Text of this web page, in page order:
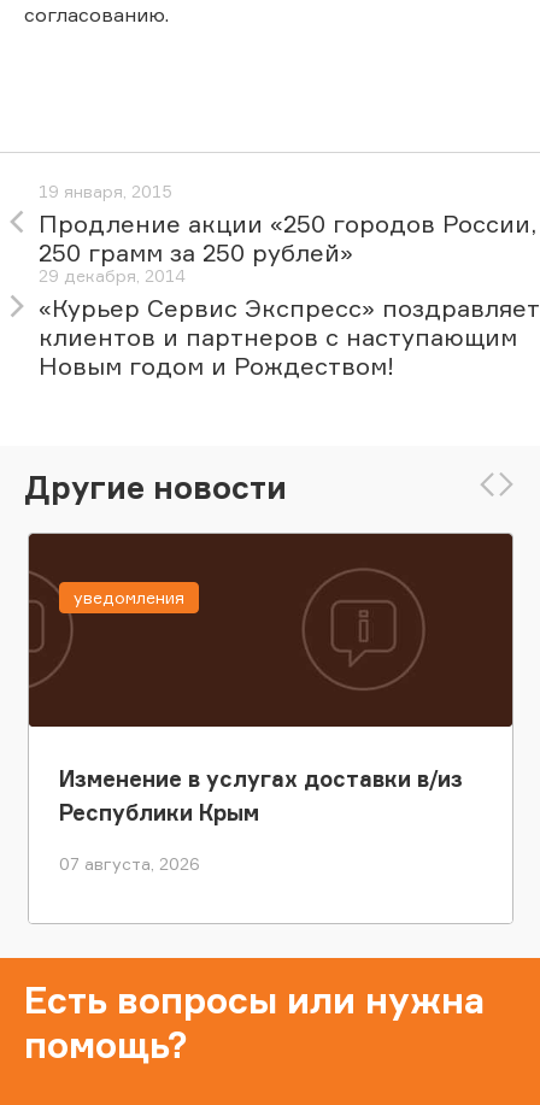
согласованию.
19 января, 2015
Продление акции «250 городов России,
250 грамм за 250 рублей»
29 декабря, 2014
«Курьер Сервис Экспресс» поздравляет
клиентов и партнеров с наступающим
Новым годом и Рождеством!
Другие новости
Изменение в услугах доставки в/из
Республики Крым
07 августа, 2026
уведомления
Есть вопросы или нужна
помощь?